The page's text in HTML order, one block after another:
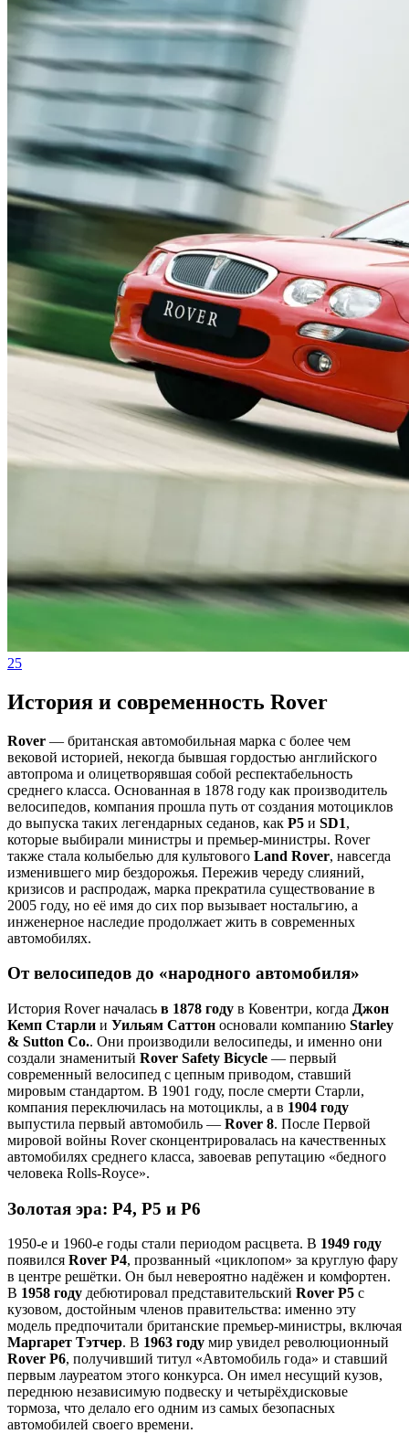
25
История и современность Rover
Rover — британская автомобильная марка с более чем
вековой историей, некогда бывшая гордостью английского
автопрома и олицетворявшая собой респектабельность
среднего класса. Основанная в 1878 году как производитель
велосипедов, компания прошла путь от создания мотоциклов
до выпуска таких легендарных седанов, как P5 и SD1,
которые выбирали министры и премьер-министры. Rover
также стала колыбелью для культового Land Rover, навсегда
изменившего мир бездорожья. Пережив череду слияний,
кризисов и распродаж, марка прекратила существование в
2005 году, но её имя до сих пор вызывает ностальгию, а
инженерное наследие продолжает жить в современных
автомобилях.
От велосипедов до «народного автомобиля»
История Rover началась в 1878 году в Ковентри, когда Джон
Кемп Старли и Уильям Саттон основали компанию Starley
& Sutton Co.. Они производили велосипеды, и именно они
создали знаменитый Rover Safety Bicycle — первый
современный велосипед с цепным приводом, ставший
мировым стандартом. В 1901 году, после смерти Старли,
компания переключилась на мотоциклы, а в 1904 году
выпустила первый автомобиль — Rover 8. После Первой
мировой войны Rover сконцентрировалась на качественных
автомобилях среднего класса, завоевав репутацию «бедного
человека Rolls-Royce».
Золотая эра: P4, P5 и P6
1950-е и 1960-е годы стали периодом расцвета. В 1949 году
появился Rover P4, прозванный «циклопом» за круглую фару
в центре решётки. Он был невероятно надёжен и комфортен.
В 1958 году дебютировал представительский Rover P5 с
кузовом, достойным членов правительства: именно эту
модель предпочитали британские премьер-министры, включая
Маргарет Тэтчер. В 1963 году мир увидел революционный
Rover P6, получивший титул «Автомобиль года» и ставший
первым лауреатом этого конкурса. Он имел несущий кузов,
переднюю независимую подвеску и четырёхдисковые
тормоза, что делало его одним из самых безопасных
автомобилей своего времени.